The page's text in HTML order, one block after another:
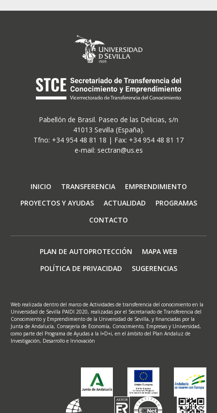
Pabellón de Brasil. Paseo de las Delicias, s/n
41013 Sevilla (España).
Tfno: +34 954 48 81 18 | Fax: +34 954 48 81 17
e-mail: sectran@us.es
Navegación
principal
INICIO TRANSFERENCIA
EMPRENDIMIENTO
PROYECTOS Y AYUDAS
ACTUALIDAD
PROGRAMAS
CONTACTO
PLAN DE AUTOPROTECCIÓN
MAPA WEB
POLÍTICA DE PRIVACIDAD
SUGERENCIAS
Web realizada dentro del marco de Actividades de transferencia del conocimiento en la
Universidad de Sevilla PAIDI 2020, realizadas por el Secretariado de Transferencia del
Conocimiento y Emprendimiento de la Universidad de Sevilla, y financiadas por la
Junta de Andalucía, Consejería de Economía, Conocimiento, Empresas y Universidad,
como parte del Programa de Ayudas a la I+D+i, en el ámbito del Plan Andaluz de
Investigación, Desarrollo e Innovación